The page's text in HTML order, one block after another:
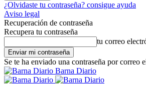
¿Olvidaste tu contraseña? consigue ayuda
Aviso legal
Recuperación de contraseña
Recupera tu contraseña
tu correo
Se te ha enviado una contraseña por correo
Barna Diario